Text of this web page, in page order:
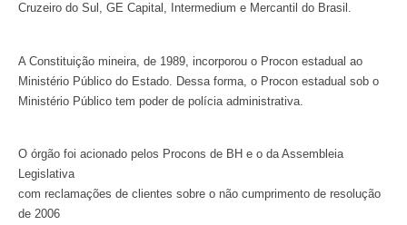
Cruzeiro do Sul, GE Capital, Intermedium e Mercantil do Brasil.
A Constituição mineira, de 1989, incorporou o Procon estadual ao
Ministério Público do Estado. Dessa forma, o Procon estadual sob o
Ministério Público tem poder de polícia administrativa.
O órgão foi acionado pelos Procons de BH e o da Assembleia
Legislativa
com reclamações de clientes sobre o não cumprimento de resolução
de 2006